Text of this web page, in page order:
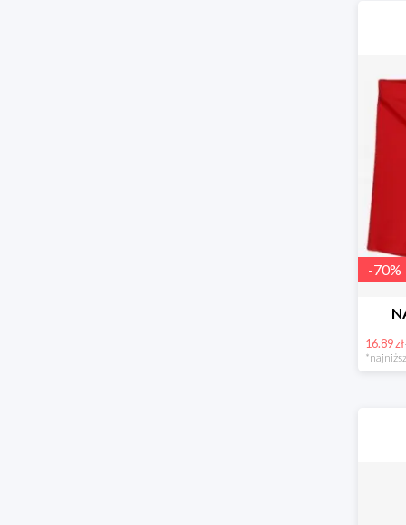
-70%
16.89 zł